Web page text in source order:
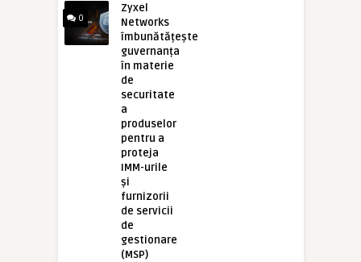
0
Zyxel
Networks
îmbunătățește
guvernanța
în materie
de
securitate
a
produselor
pentru a
proteja
IMM-urile
și
furnizorii
de servicii
de
gestionare
(MSP)